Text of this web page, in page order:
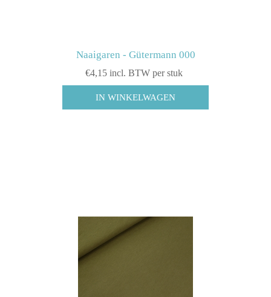
Naaigaren - Gütermann 000
€4,15 incl. BTW per stuk